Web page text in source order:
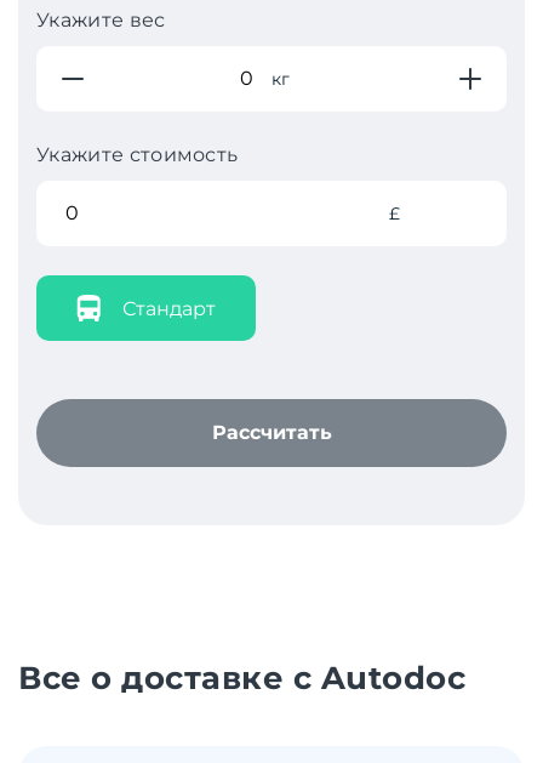
Укажите вес
кг
Укажите стоимость
£
Стандарт
Рассчитать
Все о доставке с Autodoc